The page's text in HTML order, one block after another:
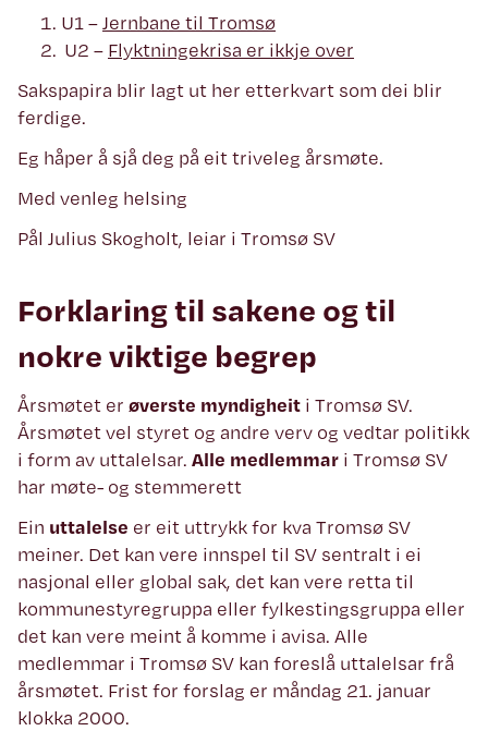
U1 –Jernbane til Tromsø
U2 – Flyktningekrisa er ikkje over
Sakspapira blir lagt ut her etterkvart som dei blir
ferdige.
Eg håper å sjå deg på eit triveleg årsmøte.
Med venleg helsing
Pål Julius Skogholt, leiar i Tromsø SV
Forklaring til sakene og til
nokre viktige begrep
Årsmøtet er øverste myndigheit i Tromsø SV.
Årsmøtet vel styret og andre verv og vedtar politikk
i form av uttalelsar. Alle medlemmar i Tromsø SV
har møte- og stemmerett
Ein uttalelse er eit uttrykk for kva Tromsø SV
meiner. Det kan vere innspel til SV sentralt i ei
nasjonal eller global sak, det kan vere retta til
kommunestyregruppa eller fylkestingsgruppa eller
det kan vere meint å komme i avisa. Alle
medlemmar i Tromsø SV kan foreslå uttalelsar frå
årsmøtet. Frist for forslag er måndag 21. januar
klokka 2000.